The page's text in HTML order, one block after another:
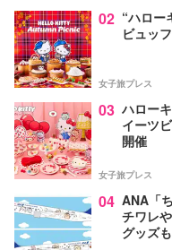
02 “ハロー
ビュッ
女子旅プレス
03 ハロー
イーツ
開催
女子旅プレス
04 ANA「
チワレ
グッズも